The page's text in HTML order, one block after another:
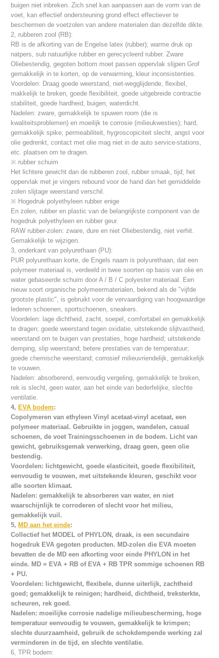
buigen niet inbreken. Zich snel kan aanpassen aan de vorm van de
voet, kan effectief ondersteuning grond effect effectiever te
beschermen de voetzolen van andere materialen dan dezelfde dikte.
2, rubberen zool (RB):
RB is de afkorting van de Engelse latex (rubber); warme druk op
natpers, sub natuurlijke rubber en gerecycleerd rubber. Zware
Oliebestendig, gegoten bottom moet passen oppervlak slijpen Grof
gemakkelijk in te korten, op de verwarming, kleur inconsistenties.
Voordelen: Draag goede weerstand, niet-wegglijdende, flexibel,
makkelijk te breken, goede flexibiliteit, goede uitgebreide contractie
stabiliteit, goede hardheid, buigen, waterdicht.
Nadelen: zware, gemakkelijk te spuwen room (die is
kwaliteitsproblemen) en moeilijk te corrosie (milieukwesties); hard,
gemakkelijk spike; permeabiliteit, hygroscopiciteit slecht, angst voor
olie gedrenkt, contact met olie mag niet in de auto service-stations,
etc. plaatsen om te dragen.
※ rubber schuim
Het lichtere gewicht dan de rubberen zool, rubber smaak, tijd, het
oppervlak met je vingers rebound voor de hand dan het gemiddelde
zolen slijtage weerstand verschil.
※ Hogedruk polyethyleen rubber enige
En zolen, rubber en plastic van de belangrijkste component van de
hogedruk polyethyleen en rubber geur.
RAW rubber-zolen: zware, dure en niet Oliebestendig, niet verhit.
Gemakkelijk te wijzigen.
3, onderkant van polyurethaan (PU):
PUR polyurethaan korte, de Engels naam is polyurethaan, dat een
polymeer materiaal is, verdeeld in twee soorten op basis van olie en
water gebaseerde schuim door A / B / C polyester materiaal. Een
nieuw soort organische polymeermaterialen, bekend als de "vijfde
grootste plastic", is gebruikt voor de vervaardiging van hoogwaardige
lederen schoenen, sportschoenen, sneakers.
Voordelen: lage dichtheid, zacht, soepel, comfortabel en gemakkelijk
te dragen; goede weerstand tegen oxidatie, uitstekende slijtvastheid,
weerstand om te buigen van prestaties, hoge hardheid; uitstekende
demping, slip weerstand; betere prestaties van de temperatuur;
goede chemische weerstand; corrosief milieuvriendelijk, gemakkelijk
te vouwen.
Nadelen: absorberend, eenvoudig vergeling, gemakkelijk te breken,
rek is slecht, geen water, aan het einde van bederfelijke, slechte
ventilatie.
4, EVA bodem:
Copolymeren van ethyleen Vinyl acetaat-vinyl acetaat, een
polymeer materiaal. Gebruikte in joggen, wandelen, casual
schoenen, de voet Trainingsschoenen in de bodem. Licht van
gewicht, gebruiksgemak verwerking, draag geen, geen olie
bestendig.
Voordelen: lichtgewicht, goede elasticiteit, goede flexibiliteit,
eenvoudig te vouwen, met uitstekende kleuren, geschikt voor
alle soorten klimaat.
Nadelen: gemakkelijk te absorberen van water, en niet
waarschijnlijk te corroderen of slecht voor het milieu,
gemakkelijk vuil.
5, MD aan het einde:
Collectief het MODEL of PHYLON, draak, is een secundaire
hogedruk EVA gegoten producten. MD-zolen die EVA moeten
bevatten de de MD een afkorting voor einde PHYLON in het
einde. MD = EVA + RB of EVA + RB TPR sommige schoenen RB
+ PU.
Voordelen: lichtgewicht, flexibele, dunne uiterlijk, zachtheid
goed; gemakkelijk te reinigen; hardheid, dichtheid, treksterkte,
scheuren, rek goed.
Nadelen: moeilijke corrosie nadelige milieubescherming, hoge
temperatuur eenvoudig te vouwen, gemakkelijk te krimpen;
slechte duurzaamheid, gebruik de schokdempende werking zal
verminderen in de tijd, en slechte ventilatie.
6, TPR bodem: